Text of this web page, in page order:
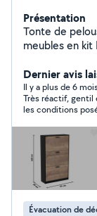
Présentation
Tonte de
meubles en
Dernier avis
Il y a plus de 6
Très réactif,
les conditions
Évacuation de